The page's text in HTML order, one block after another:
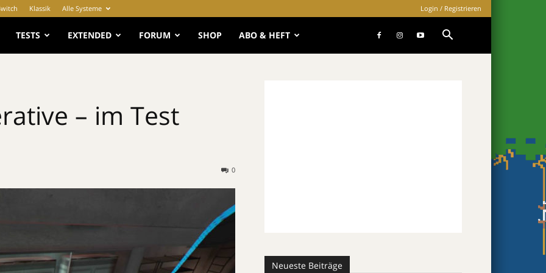
Klassik Alle Systeme Login / Registrieren
TESTS EXTENDED FORUM SHOP ABO & HEFT
– im Test
0
Neueste Beiträge